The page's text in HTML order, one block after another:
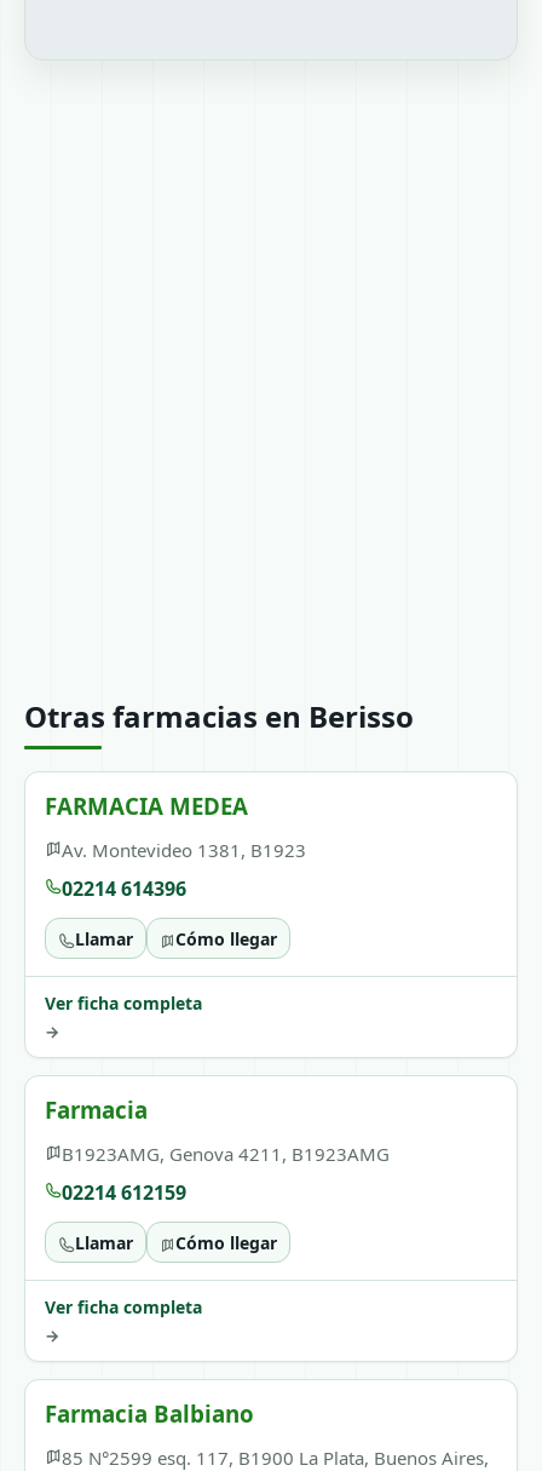
Otras farmacias en Berisso
FARMACIA MEDEA
Av. Montevideo 1381, B1923
02214 614396
Llamar Cómo llegar
Ver ficha completa
→
Farmacia
B1923AMG, Genova 4211, B1923AMG
02214 612159
Llamar Cómo llegar
Ver ficha completa
→
Farmacia Balbiano
85 N°2599 esq. 117, B1900 La Plata, Buenos Aires,